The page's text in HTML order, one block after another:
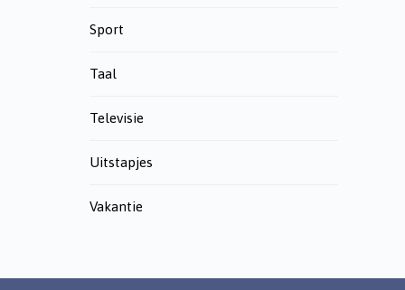
Sport
Taal
Televisie
Uitstapjes
Vakantie